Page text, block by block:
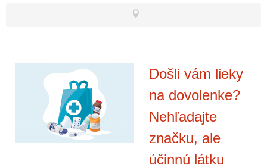
Došli vám lieky
na dovolenke?
Nehľadajte
značku, ale
účinnú látku